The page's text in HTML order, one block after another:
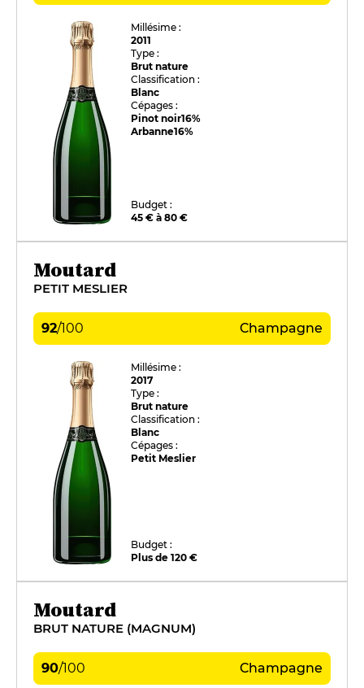
Millésime :
2011
Type :
Brut nature
Classification :
Blanc
Cépages :
Pinot noir16%
Arbanne16%
Budget :
45 € à 80 €
Moutard
PETIT MESLIER
92/100 Champagne
Millésime :
2017
Type :
Brut nature
Classification :
Blanc
Cépages :
Petit Meslier
Budget :
Plus de 120 €
Moutard
BRUT NATURE (MAGNUM)
90/100 Champagne